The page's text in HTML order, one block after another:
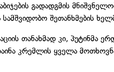
გადადგმის
შეთანხმების
თანახმად კი, პუტინმა
კრემლის ყველა